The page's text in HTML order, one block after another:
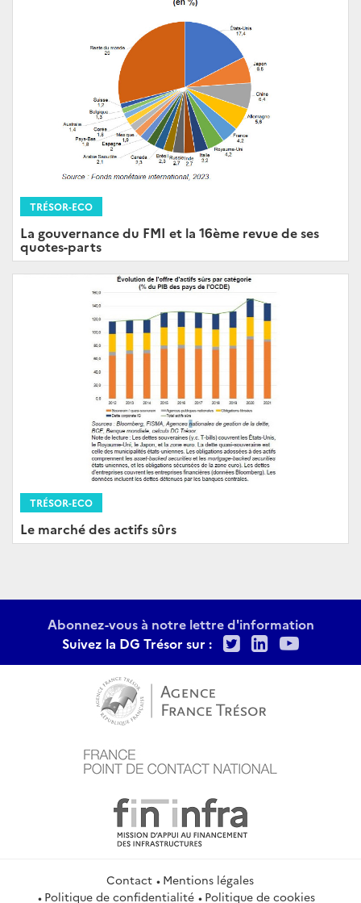
TRÉSOR-ECO
La gouvernance du FMI et la 16ème revue de ses
quotes-parts
TRÉSOR-ECO
Le marché des actifs sûrs
Abonnez-vous à notre lettre d'information
Suivez la DG Trésor sur :
TwitterLinkedIn
Contact
Mentions légales
Politique de confidentialité
Politique de cookies